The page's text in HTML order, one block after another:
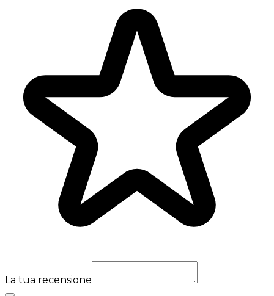
La tua recensione